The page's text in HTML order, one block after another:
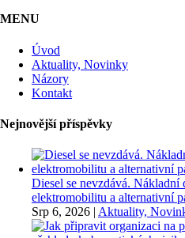
MENU
Úvod
Aktuality, Novinky
Názory
Kontakt
Nejnovější příspěvky
Diesel se nevzdává. Nákladní
elektromobilitu a alternativní
Srp 6, 2026 | Aktuality,